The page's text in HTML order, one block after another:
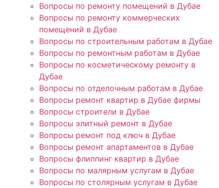
Вопросы по ремонту помещений в Дубае
Вопросы по ремонту коммерческих
помещений в Дубае
Вопросы по строительным работам в Дубае
Вопросы по ремонтным работам в Дубае
Вопросы по косметическому ремонту в
Дубае
Вопросы по отделочным работам в Дубае
Вопросы ремонт квартир в Дубае фирмы
Вопросы строители в Дубае
Вопросы элитный ремонт в Дубае
Вопросы ремонт под ключ в Дубае
Вопросы ремонт апартаментов в Дубае
Вопросы флиппинг квартир в Дубае
Вопросы по малярным услугам в Дубае
Вопросы по столярным услугам в Дубае